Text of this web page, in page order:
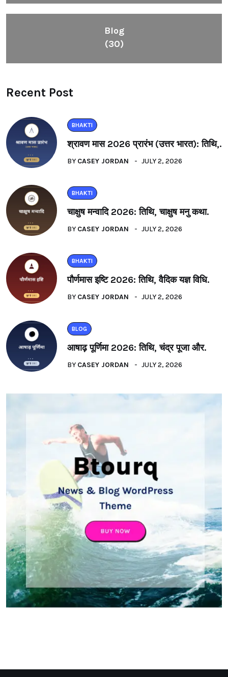
Blog
(30)
Recent Post
BHAKTI
श्रावण मास 2026 प्रारंभ (उत्तर भारत): तिथि,.
BY CASEY JORDAN JULY 2, 2026
BHAKTI
चाक्षुष मन्वादि 2026: तिथि, चाक्षुष मनु कथा.
BY CASEY JORDAN JULY 2, 2026
BHAKTI
पौर्णमास इष्टि 2026: तिथि, वैदिक यज्ञ विधि.
BY CASEY JORDAN JULY 2, 2026
BLOG
आषाढ़ पूर्णिमा 2026: तिथि, चंद्र पूजा और.
BY CASEY JORDAN JULY 2, 2026